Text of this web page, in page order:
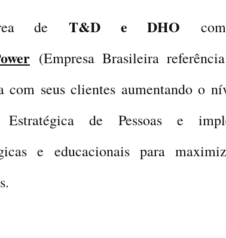
deT&D e DHO
(Empresa Brasileira
com seus clientes aumentando o
Estratégica de Pessoas e
e educacionais para